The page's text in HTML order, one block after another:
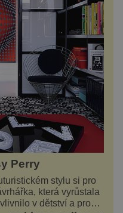
Perry
stylu si pro
která vyrůstala
v dětství a proč